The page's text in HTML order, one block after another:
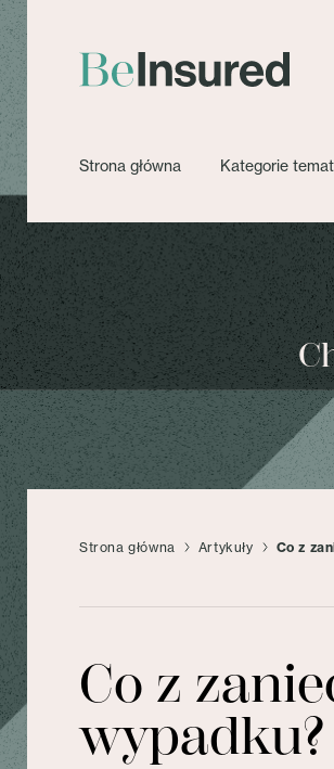
Strona główna Kategorie
Strona główna Artykuły Co z
Co z
wypadku?